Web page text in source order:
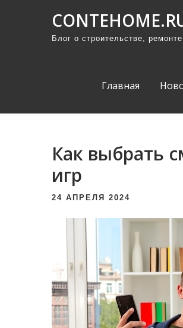
Блог о строительстве,
Главная
Как выбрать
игр
24 АПРЕЛЯ 2024